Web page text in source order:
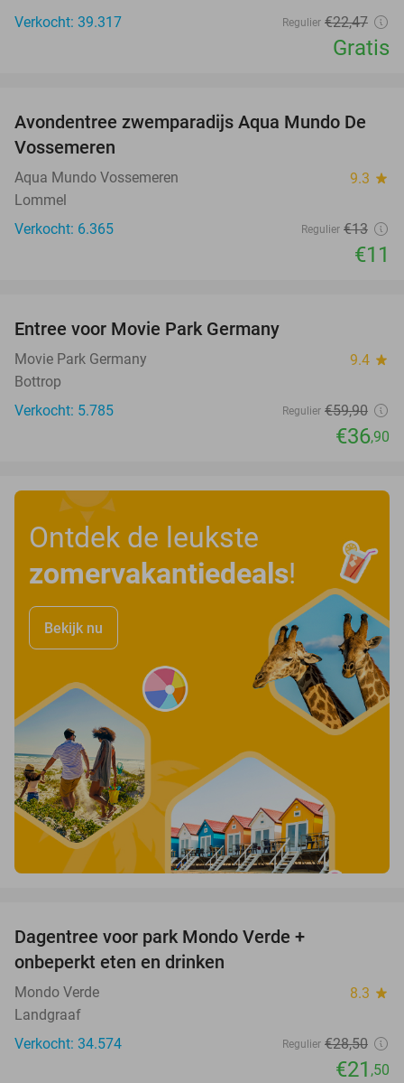
Verkocht: 39.317
Regulier €22,47
Gratis
15%
Avondentree zwemparadijs Aqua Mundo De
Vossemeren
Aqua Mundo Vossemeren 9.3 star
Lommel
Verkocht: 6.365
Regulier €13
€11
Entree voor Movie Park Germany
Movie Park Germany 9.4 star
Bottrop
Verkocht: 5.785
Regulier €59,90
€36,90
Ontdek de leukste
zomervakantiedeals!
Bekijk nu
Dagentree voor park Mondo Verde +
onbeperkt eten en drinken
Mondo Verde 8.3 star
Landgraaf
Verkocht: 34.574
Regulier €28,50
€21 ,50